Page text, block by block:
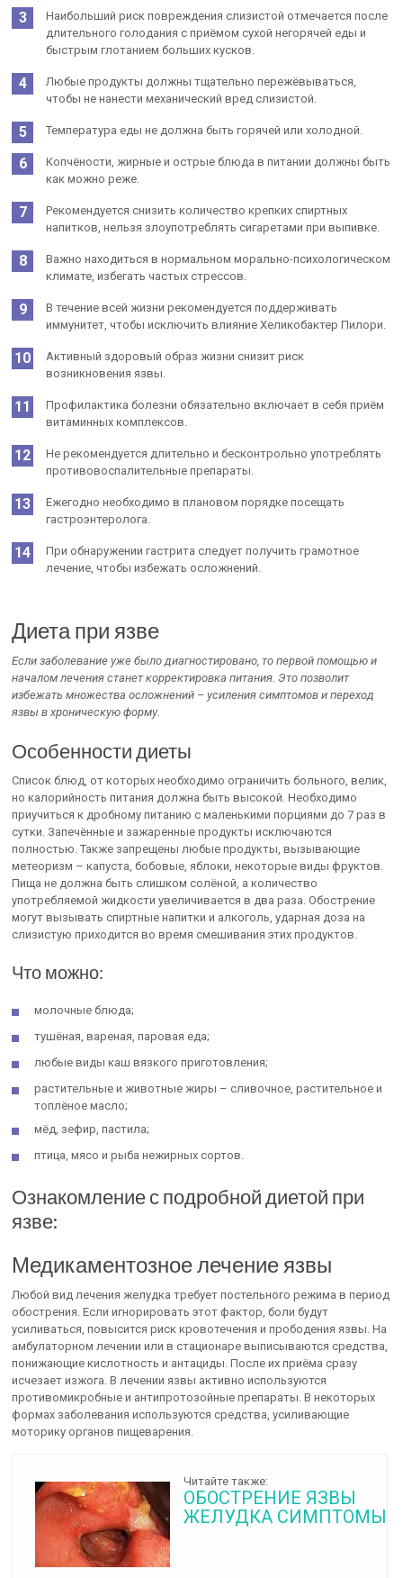
Наибольший риск повреждения слизистой отмечается после
длительного голодания с приёмом сухой негорячей еды и
быстрым глотанием больших кусков.
Любые продукты должны тщательно пережёвываться,
чтобы не нанести механический вред слизистой.
Температура еды не должна быть горячей или холодной.
Копчёности, жирные и острые блюда в питании должны быть
как можно реже.
Рекомендуется снизить количество крепких спиртных
напитков, нельзя злоупотреблять сигаретами при выпивке.
Важно находиться в нормальном морально-психологическом
климате, избегать частых стрессов.
В течение всей жизни рекомендуется поддерживать
иммунитет, чтобы исключить влияние Хеликобактер Пилори.
Активный здоровый образ жизни снизит риск
возникновения язвы.
Профилактика болезни обязательно включает в себя приём
витаминных комплексов.
Не рекомендуется длительно и бесконтрольно употреблять
противовоспалительные препараты.
Ежегодно необходимо в плановом порядке посещать
гастроэнтеролога.
При обнаружении гастрита следует получить грамотное
лечение, чтобы избежать осложнений.
Диета при язве
Если заболевание уже было диагностировано, то первой помощью и
началом лечения станет корректировка питания. Это позволит
избежать множества осложнений – усиления симптомов и переход
язвы в хроническую форму.
Особенности диеты
Список блюд, от которых необходимо ограничить больного, велик,
но калорийность питания должна быть высокой. Необходимо
приучиться к дробному питанию с маленькими порциями до 7 раз в
сутки. Запечённые и зажаренные продукты исключаются
полностью. Также запрещены любые продукты, вызывающие
метеоризм – капуста, бобовые, яблоки, некоторые виды фруктов.
Пища не должна быть слишком солёной, а количество
употребляемой жидкости увеличивается в два раза. Обострение
могут вызывать спиртные напитки и алкоголь, ударная доза на
слизистую приходится во время смешивания этих продуктов.
Что можно:
молочные блюда;
тушёная, вареная, паровая еда;
любые виды каш вязкого приготовления;
растительные и животные жиры – сливочное, растительное и
топлёное масло;
мёд, зефир, пастила;
птица, мясо и рыба нежирных сортов.
Ознакомление с подробной диетой при
язве:
Медикаментозное лечение язвы
Любой вид лечения желудка требует постельного режима в период
обострения. Если игнорировать этот фактор, боли будут
усиливаться, повысится риск кровотечения и прободения язвы. На
амбулаторном лечении или в стационаре выписываются средства,
понижающие кислотность и антациды. После их приёма сразу
исчезает изжога. В лечении язвы активно используются
противомикробные и антипротозойные препараты. В некоторых
формах заболевания используются средства, усиливающие
моторику органов пищеварения.
Читайте также:
ОБОСТРЕНИЕ ЯЗВЫ
ЖЕЛУДКА СИМПТОМЫ